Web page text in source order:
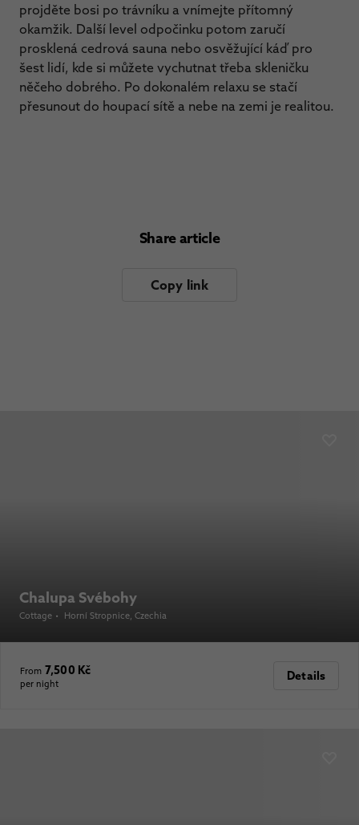
projděte bosi po trávníku a vnímejte přítomný
okamžik. Další level odpočinku potom zaručí
prosklená cedrová sauna nebo osvěžující káď pro
šest lidí, kde si můžete vychutnat třeba skleničku
něčeho dobrého. Po dokonalém relaxu se stačí
přesunout do houpací sítě a nebe na zemi je realitou.
Share article
Copy link
Chalupa Svébohy
Cottage • Horní Stropnice, Czechia
From 7,500 Kč
per night
Details